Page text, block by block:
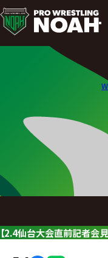
ニ
ュ
レ
ス
リ
【2.4仙台大会直前記者会